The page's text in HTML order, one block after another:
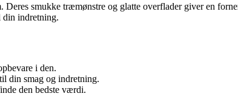
smukke træmønstre og glatte overflader giver en
din indretning.
i den.
din smag og indretning.
den bedste værdi.